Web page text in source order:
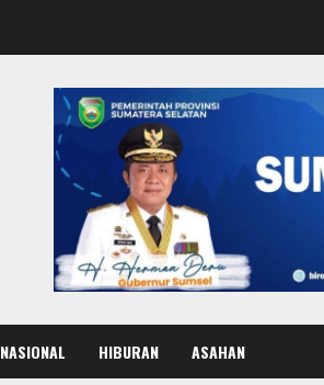
NASIONAL HIBURAN ASAHAN